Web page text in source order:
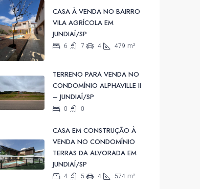
CASA À VENDA NO BAIRRO
VILA AGRÍCOLA EM
JUNDIAÍ/SP
6 7 4 479 m²
TERRENO PARA VENDA NO
CONDOMÍNIO ALPHAVILLE II
– JUNDIAÍ/SP
0 0
CASA EM CONSTRUÇÃO À
VENDA NO CONDOMÍNIO
TERRAS DA ALVORADA EM
JUNDIAÍ/SP
4 5 4 574 m²